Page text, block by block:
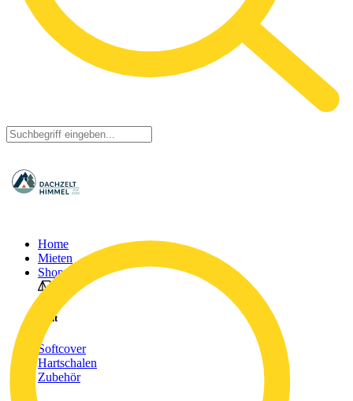
Home
Mieten
Shop
Tent
Softcover
Hartschalen
Zubehör